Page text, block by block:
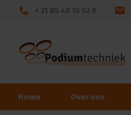
+ 31 85 40 15 92 9
Home Over ons